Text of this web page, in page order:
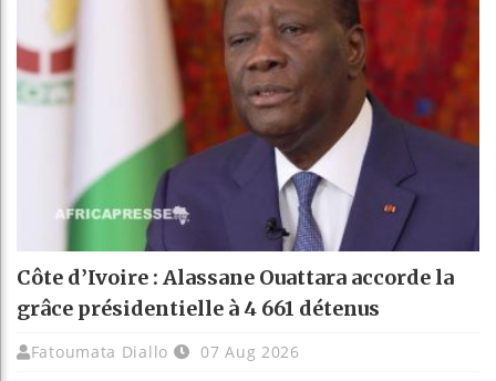
Côte d’Ivoire : Alassane Ouattara accorde la
grâce présidentielle à 4 661 détenus
Fatoumata Diallo 07 Aug 2026